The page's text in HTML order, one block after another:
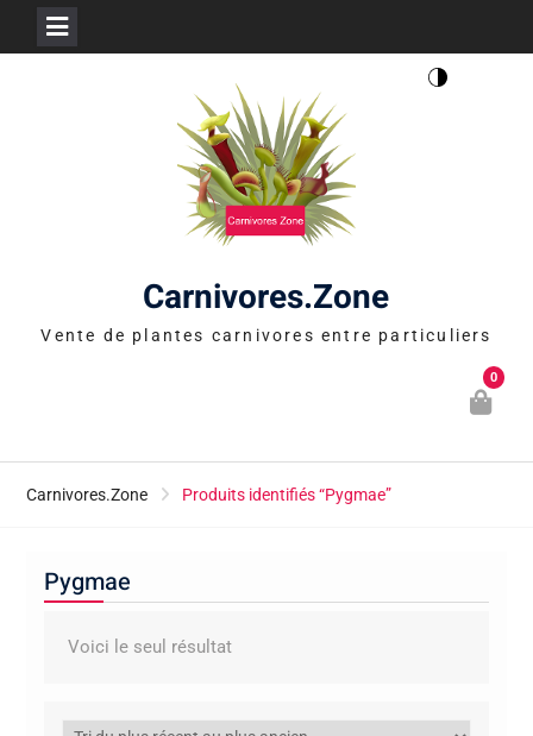
Carnivores.Zone
Vente de plantes carnivores entre particuliers
0
Carnivores.Zone Produits identifiés “Pygmae”
Pygmae
Voici le seul résultat